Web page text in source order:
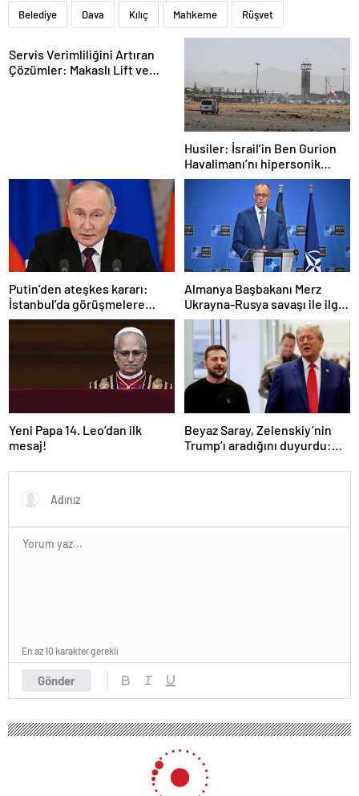
Belediye Dava Kılıç Mahkeme Rüşvet
Servis Verimliliğini Artıran
Çözümler: Makaslı Lift ve
Husiler: İsrail’in Ben Gurion
Havalimanı’nı hipersonik
füzeyle hedef aldık
Putin’den ateşkes kararı:
İstanbul’da görüşmelere
başlamayı öneriyoruz
Almanya Başbakanı Merz
Ukrayna-Rusya savaşı ile ilgili
konuştu: “Top Moskova’nın
sahasında”
Yeni Papa 14. Leo’dan ilk
mesaj!
Beyaz Saray, Zelenskiy’nin
Trump’ı aradığını duyurdu:
oldu”
Gönder
En az 10 karakter gerekli